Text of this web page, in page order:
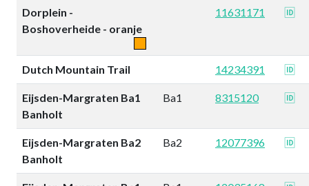
Dorplein -
Boshoverheide - oranje
11631171 🆔
Dutch Mountain Trail 14234391 🆔
Eijsden-Margraten Ba1
Banholt
Ba1 8315120 🆔
Eijsden-Margraten Ba2
Banholt
Ba2 12077396 🆔